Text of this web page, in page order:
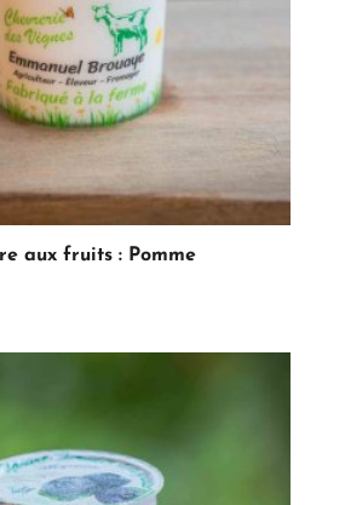
aux fruits : Pomme